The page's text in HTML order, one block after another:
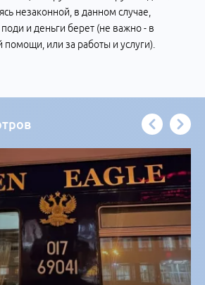
незаконной, в данном случае,
и деньги берет (не важно - в
помощи, или за работы и услуги).